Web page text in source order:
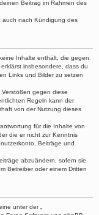
Beitrag im Rahmen des
auch nach Kündigung des
Inhalte enthält, die gegen
insbesondere, dass du
Links und Bilder zu setzen
gegen diese
Regeln kann der
von der Nutzung dieses
für die Inhalte von
die er nicht zur Kenntnis
Beiträge und
abzuändern, sofern sie
Betreiber oder einem Dritten
unter der „